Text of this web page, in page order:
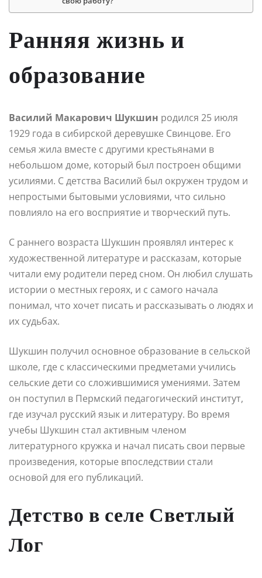
Ранняя жизнь и
образование
Василий Макарович Шукшин родился 25 июля
1929 года в сибирской деревушке Свинцове. Его
семья жила вместе с другими крестьянами в
небольшом доме, который был построен общими
усилиями. С детства Василий был окружен трудом и
непростыми бытовыми условиями, что сильно
повлияло на его восприятие и творческий путь.
С раннего возраста Шукшин проявлял интерес к
художественной литературе и рассказам, которые
читали ему родители перед сном. Он любил слушать
истории о местных героях, и с самого начала
понимал, что хочет писать и рассказывать о людях и
их судьбах.
Шукшин получил основное образование в сельской
школе, где с классическими предметами учились
сельские дети со сложившимися умениями. Затем
он поступил в Пермский педагогический институт,
где изучал русский язык и литературу. Во время
учебы Шукшин стал активным членом
литературного кружка и начал писать свои первые
произведения, которые впоследствии стали
основой для его публикаций.
Детство в селе Светлый
Лог